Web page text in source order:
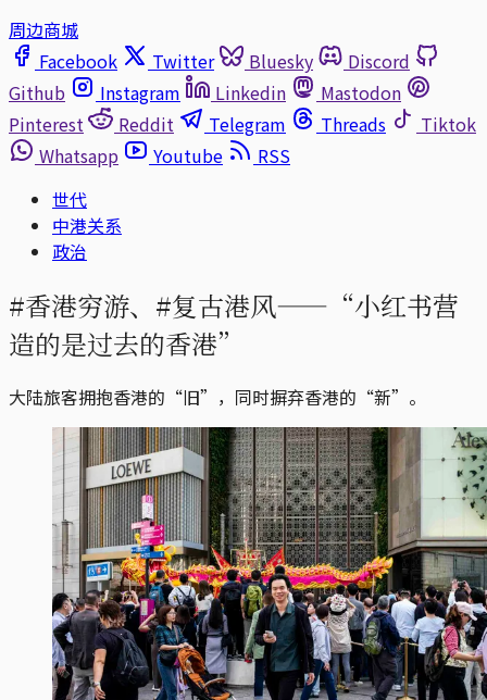
周边商城
Facebook
Twitter Bluesky
Discord
Github
Instagram Linkedin
Mastodon
Pinterest
Reddit Telegram Threads
Tiktok
Whatsapp
Youtube
RSS
世代
中港关系
政治
#香港穷游、#复古港风——“小红书营
造的是过去的香港”
大陆旅客拥抱香港的“旧”，同时摒弃香港的“新”。